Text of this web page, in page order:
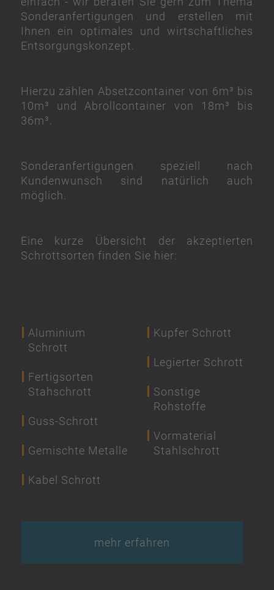
Sonderanfertigungen und erstellen mit
Ihnen ein optimales und wirtschaftliches
Entsorgungskonzept.
Hierzu zählen Absetzcontainer von 6m³ bis
10m³ und Abrollcontainer von 18m³ bis
36m³.
Sonderanfertigungen speziell nach
Kundenwunsch sind natürlich auch
möglich.
Eine kurze Übersicht der akzeptierten
Schrottsorten finden Sie hier:
Aluminium
Schrott
Fertigsorten
Stahschrott
Guss-Schrott
Gemischte Metalle
Kabel Schrott
Kupfer Schrott
Legierter Schrott
Sonstige
Rohstoffe
Vormaterial
Stahlschrott
mehr erfahren